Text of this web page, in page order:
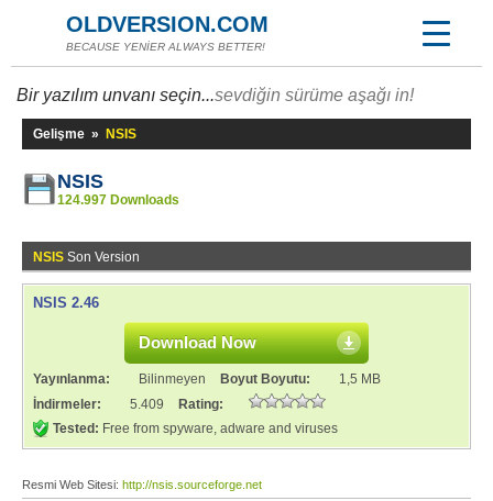
OLDVERSION.COM
BECAUSE YENİER ALWAYS BETTER!
Bir yazılım unvanı seçin...sevdiğin sürüme aşağı in!
Gelişme » NSIS
NSIS
124.997 Downloads
NSIS Son Version
NSIS 2.46
Download Now
Yayınlanma: Bilinmeyen Boyut Boyutu:
1,5 MB
İndirmeler:
5.409
Rating:
Tested: Free from spyware, adware and viruses
Resmi Web Sitesi: http://nsis.sourceforge.net